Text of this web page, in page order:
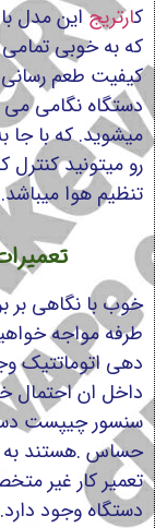
کارتریج
که به خوبی تمامی
کیفیت طعم
دستگاه نگامی
میشوید. که با جا
رو میتونید کنترل
تنظیم هوا میباشد.
خوب با نگاهی بر
طرفه مواجه
دهی اتوماتتیک
داخل ان احتمال
سنسور چیپست
حساس .هستند به
تعمیر کار غیر
دستگاه وجود دارد.